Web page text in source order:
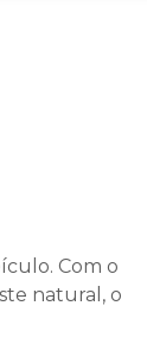
Com o
natural, o